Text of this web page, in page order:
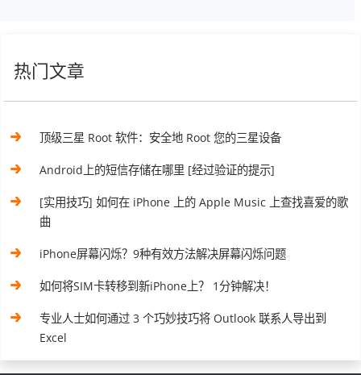
热门文章
顶级三星 Root 软件：安全地 Root 您的三星设备
Android上的短信存储在哪里 [经过验证的提示]
[实用技巧] 如何在 iPhone 上的 Apple Music 上查找喜爱的歌
曲
iPhone屏幕闪烁？9种有效方法解决屏幕闪烁问题
如何将SIM卡转移到新iPhone上？ 1分钟解决！
专业人士如何通过 3 个巧妙技巧将 Outlook 联系人导出到
Excel